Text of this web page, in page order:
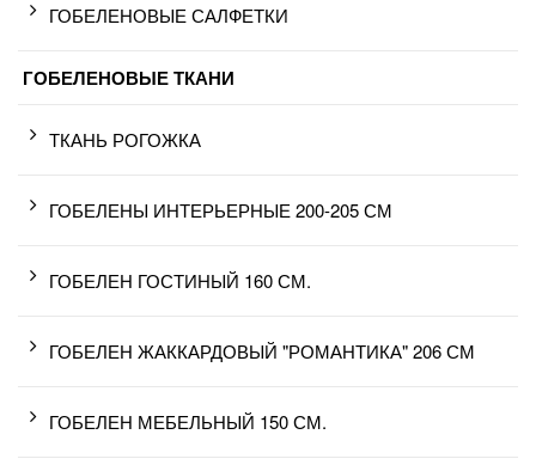
ГОБЕЛЕНОВЫЕ САЛФЕТКИ
ГОБЕЛЕНОВЫЕ ТКАНИ
ТКАНЬ РОГОЖКА
ГОБЕЛЕНЫ ИНТЕРЬЕРНЫЕ 200-205 СМ
ГОБЕЛЕН ГОСТИНЫЙ 160 СМ.
ГОБЕЛЕН ЖАККАРДОВЫЙ "РОМАНТИКА" 206 СМ
ГОБЕЛЕН МЕБЕЛЬНЫЙ 150 СМ.